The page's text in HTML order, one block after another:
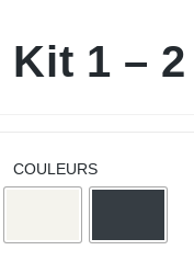
1 –
COULEURS